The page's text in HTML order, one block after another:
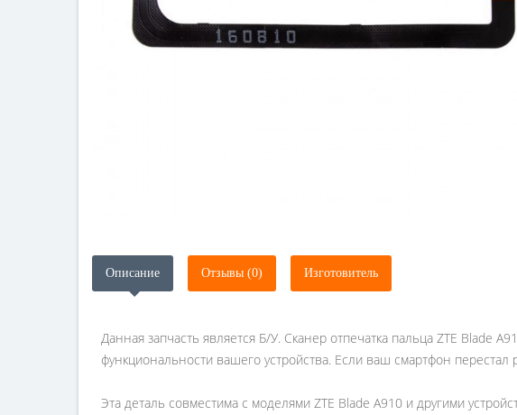
Описание Отзывы (0) Изготовитель
Данная запчасть является Б/У. Сканер отпечатка пальца ZTE Blade
функциональности вашего устройства. Если ваш смартфон
Эта деталь совместима с моделями ZTE Blade A910 и другими